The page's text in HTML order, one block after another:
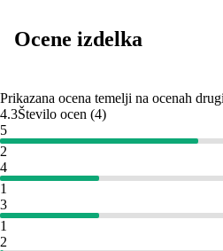
Ocene izdelka
Prikazana ocena temelji na ocenah
4.3Število ocen (4)
5
2
4
1
3
1
2